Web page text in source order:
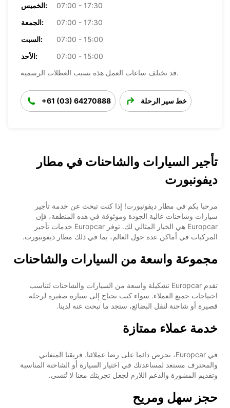
الخميس:
07:00 - 17:30
الجمعة:
07:00 - 17:30
السبت:
07:00 - 15:00
الأحد:
07:00 - 15:00
قد تختلف ساعات العمل هذه بسبب العطلات الرسمية.
+61 (03) 64270888 خط سير الرحلة
تأجير السيارات والشاحنات في مطار
ديفونبورت
مرحبا بكم في مطار ديفونبورت! إذا كنت تبحث عن خدمة تأجير
سيارات وشاحنات عالية الجودة وموثوقة في هذه المنطقة، فإن
Europcar هي الخيار المثالي لك. توفر Europcar خدمات تأجير
المركبات في أماكن عدة حول العالم، بما في ذلك مطار ديفونبورت.
مجموعة واسعة من السيارات والشاحنات
تقدم Europcar تشكيلة واسعة من السيارات والشاحنات لتناسب
احتياجات جميع العملاء. سواء كنت تحتاج إلى سيارة صغيرة لرحلة
قصيرة أو شاحنة لنقل البضائع، ستجد ما تبحث عنه لدينا.
خدمة عملاء ممتازة
في Europcar، نحرص دائما على رضا عملائنا. فريقنا المتفاني
والمحترف مستعد لمساعدتك في اختيار السيارة أو الشاحنة المناسبة
وتقديم المشورة والدعم اللازم لجعل تجربتك معنا لا تُنسى.
حجز سهل ومريح